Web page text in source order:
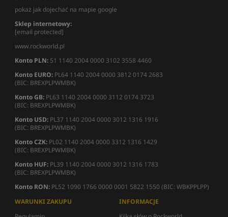
pokaż jak dojechać na mapie google
Sklep internetowy:
[email protected]
www.rockworld.pl
Konto PLN: 51 1140 2004 0000 3102 3558 4460
Konto EURO: PL64 1140 2004 0000 3812 0174 2683
(BIC: BREXPLPWMBK)
Konto GB: PL63 1140 2004 0000 3112 0174 3723
(BIC: BREXPLPWMBK)
Konto USD: PL37 1140 2004 0000 3012 1316 1916
(BIC: BREXPLPWMBK)
Konto CZK: PL02 1140 2004 0000 3312 1316 1429
(BIC: BREXPLPWMBK)
Konto HUF: PL39 1140 2004 0000 3012 1316 1783
(BIC: BREXPLPWMBK)
Konto RON: PL52 1090 1766 0000 0001 5822 1550 (BIC: WBKPPLPP)
WARUNKI ZAKUPU
INFORMACJE